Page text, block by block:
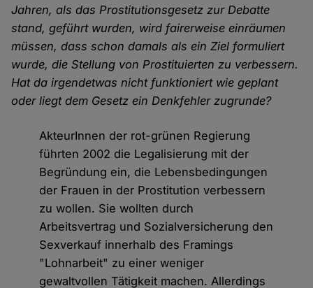
Jahren, als das Prostitutionsgesetz zur Debatte
stand, geführt wurden, wird fairerweise einräumen
müssen, dass schon damals als ein Ziel formuliert
wurde, die Stellung von Prostituierten zu verbessern.
Hat da irgendetwas nicht funktioniert wie geplant
oder liegt dem Gesetz ein Denkfehler zugrunde?
AkteurInnen der rot-grünen Regierung
führten 2002 die Legalisierung mit der
Begründung ein, die Lebensbedingungen
der Frauen in der Prostitution verbessern
zu wollen. Sie wollten durch
Arbeitsvertrag und Sozialversicherung den
Sexverkauf innerhalb des Framings
"Lohnarbeit" zu einer weniger
gewaltvollen Tätigkeit machen. Allerdings